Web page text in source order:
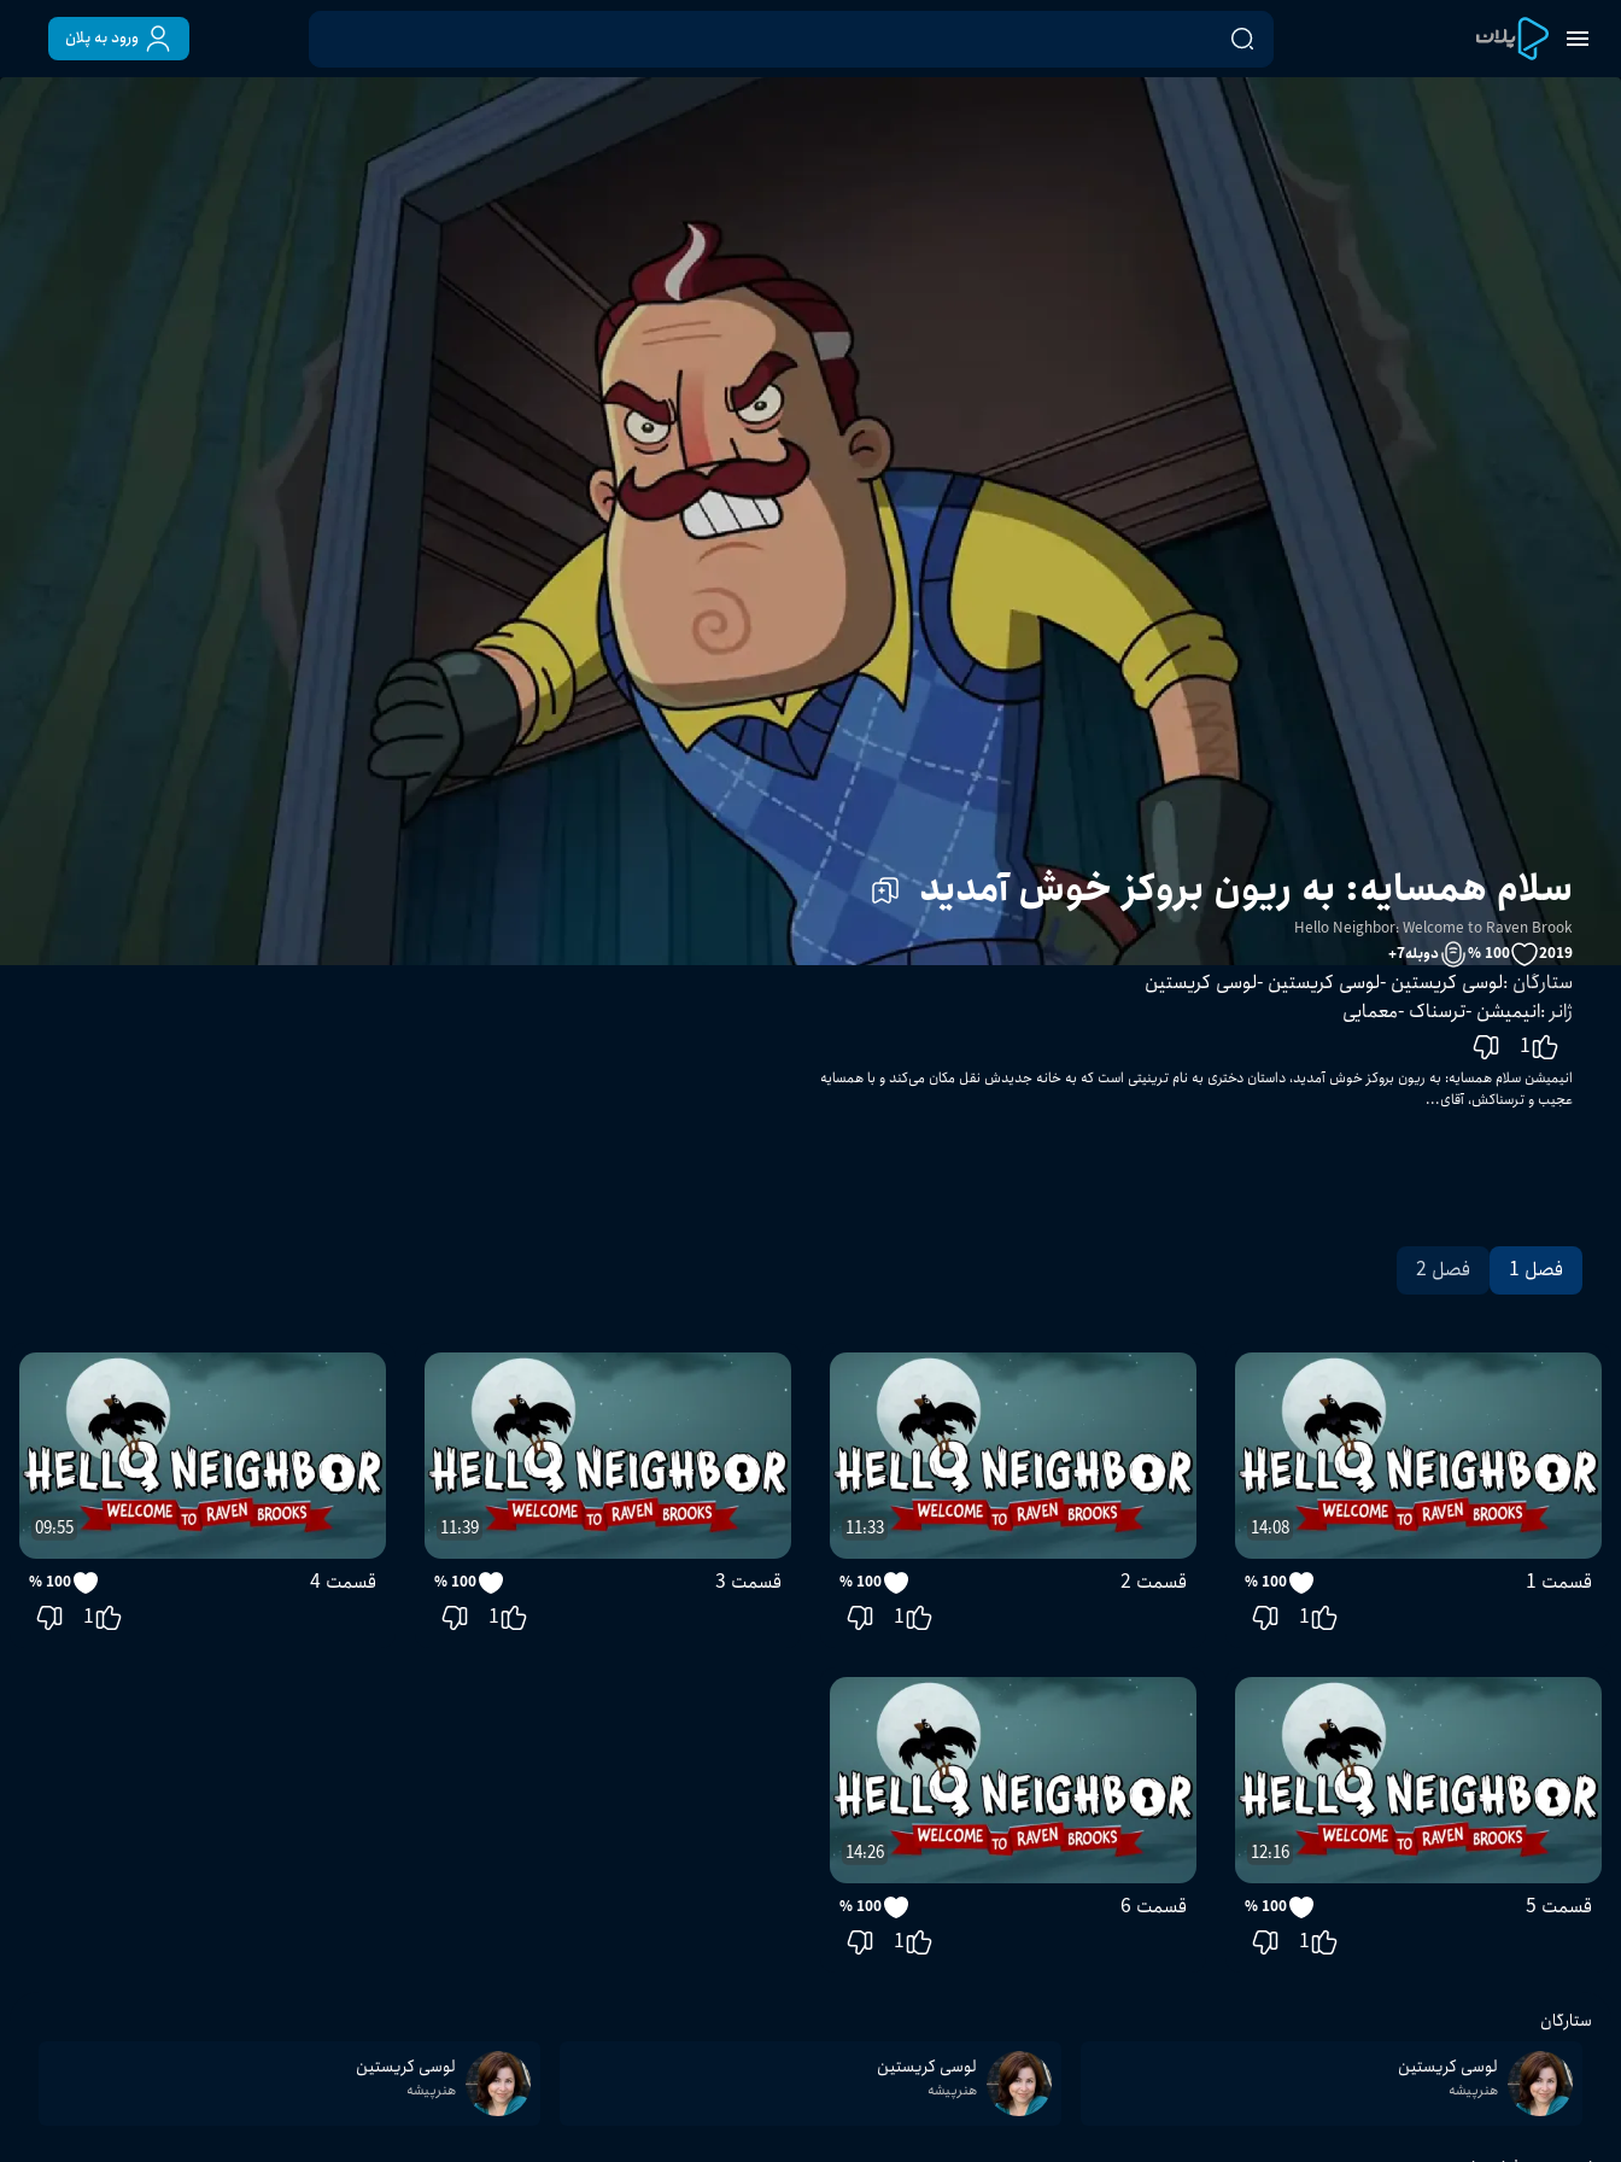
ورود به پلان
سلام همسایه: به ریون بروکز خوش آمدید
Hello Neighbor: Welcome to Raven Brook
2019
100 % دوبله7
+
ستارگان :لوسی کریستین لوسی کریستین لوسی کریستین
ژانر :انیمیشن ترسناک معمایی
1
انیمیشن سلام همسایه: به ریون بروکز خوش آمدید، داستان دختری به نام ترینیتی است که به خانه جدیدش نقل مکان می‌کند و با همسایه
عجیب و ترسناکش، آقای...
فصل 1 فصل 2
14:08
قسمت 1 100 %
1
11:33
قسمت 2 100 %
1
11:39
قسمت 3 100 %
1
09:55
قسمت 4 100 %
1
12:16
قسمت 5 100 %
1
14:26
قسمت 6 100 %
1
ستارگان
لوسی کریستین
هنرپیشه
لوسی کریستین
هنرپیشه
لوسی کریستین
هنرپیشه